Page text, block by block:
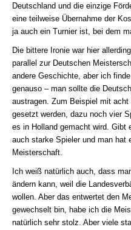
Deutschland und die einzige
eine teilweise Übernahme der
ja auch ein Turnier ist, bei dem
Die bittere Ironie war hier
parallel zur Deutschen
andere Geschichte, aber ich
genauso – man sollte die
austragen. Zum Beispiel mit acht
gesetzt werden, dazu noch vier
es in Holland gemacht wird. Gibt
auch starke Spieler und man hat
Meisterschaft.
Ich weiß natürlich auch, dass
ändern kann, weil die
wollen. Aber das entwertet den
gewechselt bin, habe ich die
natürlich sehr stolz. Aber viele